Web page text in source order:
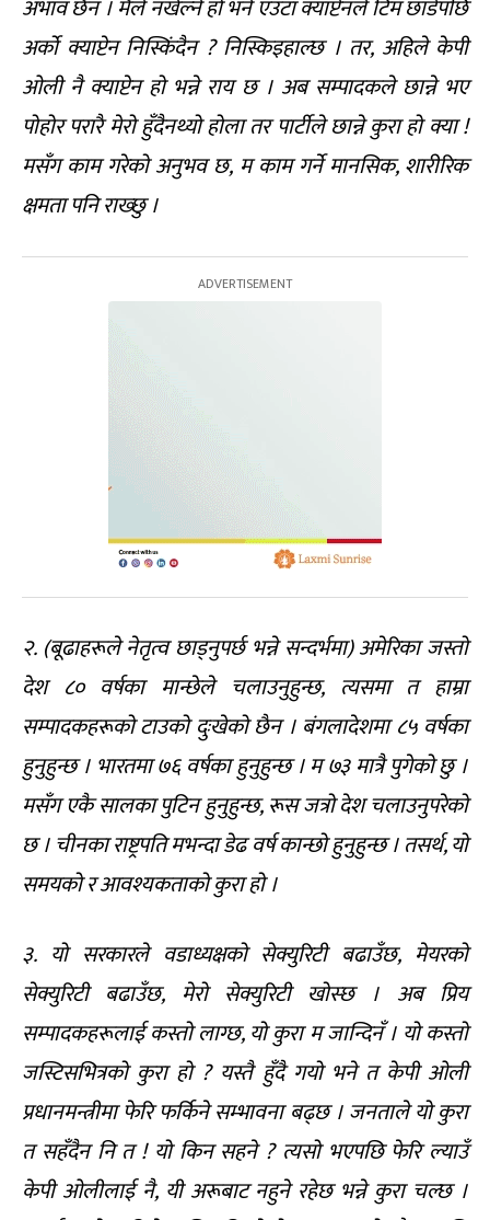
अभाव छैन । मैले नखेल्ने हो भने एउटा क्याप्टेनले टिम छाडेपछि
अर्को क्याप्टेन निस्किंदैन ? निस्किइहाल्छ । तर, अहिले केपी
ओली नै क्याप्टेन हो भन्ने राय छ । अब सम्पादकले छान्ने भए
पोहोर परारै मेरो हुँदैनथ्यो होला तर पार्टीले छान्ने कुरा हो क्या !
मसँग काम गरेको अनुभव छ, म काम गर्ने मानसिक, शारीरिक
क्षमता पनि राख्छु ।
२. (बूढाहरूले नेतृत्व छाड्नुपर्छ भन्ने सन्दर्भमा) अमेरिका जस्तो
देश ८० वर्षका मान्छेले चलाउनुहुन्छ, त्यसमा त हाम्रा
सम्पादकहरूको टाउको दुःखेको छैन । बंगलादेशमा ८५ वर्षका
हुनुहुन्छ । भारतमा ७६ वर्षका हुनुहुन्छ । म ७३ मात्रै पुगेको छु ।
मसँग एकै सालका पुटिन हुनुहुन्छ, रूस जत्रो देश चलाउनुपरेको
छ । चीनका राष्ट्रपति मभन्दा डेढ वर्ष कान्छो हुनुहुन्छ । तसर्थ, यो
समयको र आवश्यकताको कुरा हो ।
३. यो सरकारले वडाध्यक्षको सेक्युरिटी बढाउँछ, मेयरको
सेक्युरिटी बढाउँछ, मेरो सेक्युरिटी खोस्छ । अब प्रिय
सम्पादकहरूलाई कस्तो लाग्छ, यो कुरा म जान्दिनँ । यो कस्तो
जस्टिसभित्रको कुरा हो ? यस्तै हुँदै गयो भने त केपी ओली
प्रधानमन्त्रीमा फेरि फर्किने सम्भावना बढ्छ । जनताले यो कुरा
त सहँदैन नि त ! यो किन सहने ? त्यसो भएपछि फेरि ल्याउँ
केपी ओलीलाई नै, यी अरूबाट नहुने रहेछ भन्ने कुरा चल्छ ।